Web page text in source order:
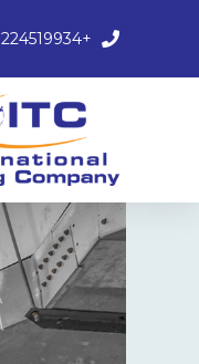
+20224519934